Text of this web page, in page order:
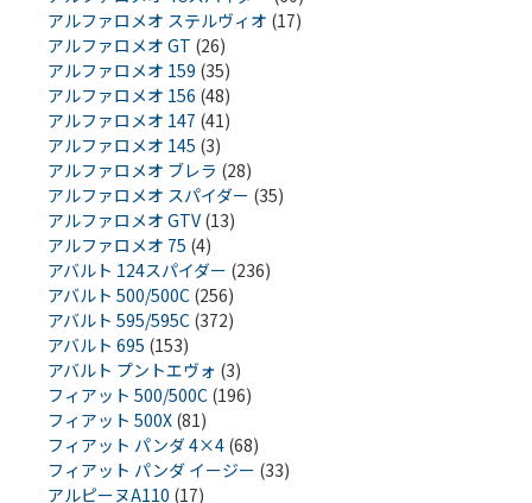
アルファロメオ ステルヴィオ (17)
アルファロメオ GT (26)
アルファロメオ 159 (35)
アルファロメオ 156 (48)
アルファロメオ 147 (41)
アルファロメオ 145 (3)
アルファロメオ ブレラ (28)
アルファロメオ スパイダー (35)
アルファロメオ GTV (13)
アルファロメオ 75 (4)
アバルト 124スパイダー (236)
アバルト 500/500C (256)
アバルト 595/595C (372)
アバルト 695 (153)
アバルト プントエヴォ (3)
フィアット 500/500C (196)
フィアット 500X (81)
フィアット パンダ 4×4 (68)
フィアット パンダ イージー (33)
アルピーヌA110 (17)